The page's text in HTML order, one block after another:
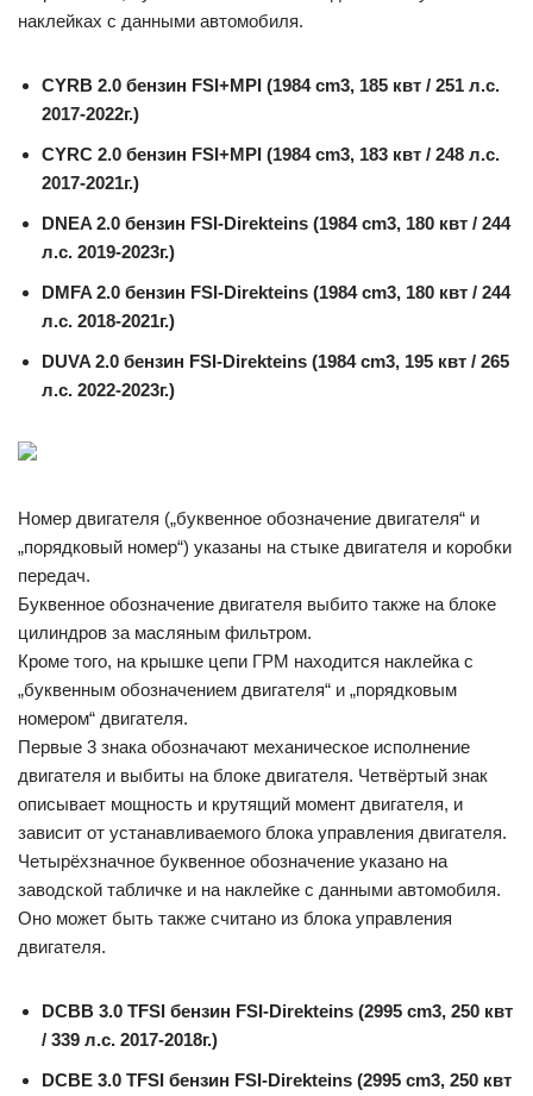
наклейках с данными автомобиля.
CYRB 2.0 бензин FSI+MPI (1984 cm3, 185 квт / 251 л.с.
2017-2022г.)
CYRC 2.0 бензин FSI+MPI (1984 cm3, 183 квт / 248 л.с.
2017-2021г.)
DNEA 2.0 бензин FSI-Direkteins (1984 cm3, 180 квт / 244
л.с. 2019-2023г.)
DMFA 2.0 бензин FSI-Direkteins (1984 cm3, 180 квт / 244
л.с. 2018-2021г.)
DUVA 2.0 бензин FSI-Direkteins (1984 cm3, 195 квт / 265
л.с. 2022-2023г.)
Номер двигателя („буквенное обозначение двигателя“ и
„порядковый номер“) указаны на стыке двигателя и коробки
передач.
Буквенное обозначение двигателя выбито также на блоке
цилиндров за масляным фильтром.
Кроме того, на крышке цепи ГРМ находится наклейка с
„буквенным обозначением двигателя“ и „порядковым
номером“ двигателя.
Первые 3 знака обозначают механическое исполнение
двигателя и выбиты на блоке двигателя. Четвёртый знак
описывает мощность и крутящий момент двигателя, и
зависит от устанавливаемого блока управления двигателя.
Четырёхзначное буквенное обозначение указано на
заводской табличке и на наклейке с данными автомобиля.
Оно может быть также считано из блока управления
двигателя.
DCBB 3.0 TFSI бензин FSI-Direkteins (2995 cm3, 250 квт
/ 339 л.с. 2017-2018г.)
DCBE 3.0 TFSI бензин FSI-Direkteins (2995 cm3, 250 квт